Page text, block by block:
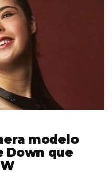
modelo
Down que